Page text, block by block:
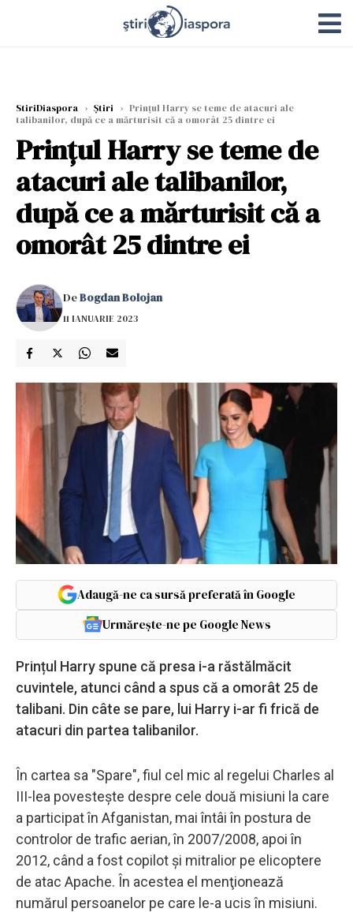
StiriDiaspora › Știri › Prințul Harry se teme de atacuri ale
talibanilor, după ce a mărturisit că a omorât 25 dintre ei
Prințul Harry se teme de
atacuri ale talibanilor,
după ce a mărturisit că a
omorât 25 dintre ei
DeBogdan Bolojan
11 IANUARIE 2023
Adaugă-ne ca sursă preferată în Google
Urmărește-ne pe Google News
Prințul Harry spune că presa i-a răstălmăcit
cuvintele, atunci când a spus că a omorât 25 de
talibani. Din câte se pare, lui Harry i-ar fi frică de
atacuri din partea talibanilor.
În cartea sa "Spare", fiul cel mic al regelui Charles al
III-lea povesteşte despre cele două misiuni la care
a participat în Afganistan, mai întâi în postura de
controlor de trafic aerian, în 2007/2008, apoi în
2012, când a fost copilot şi mitralior pe elicoptere
de atac Apache. În acestea el menţionează
numărul persoanelor pe care le-a ucis în misiuni.